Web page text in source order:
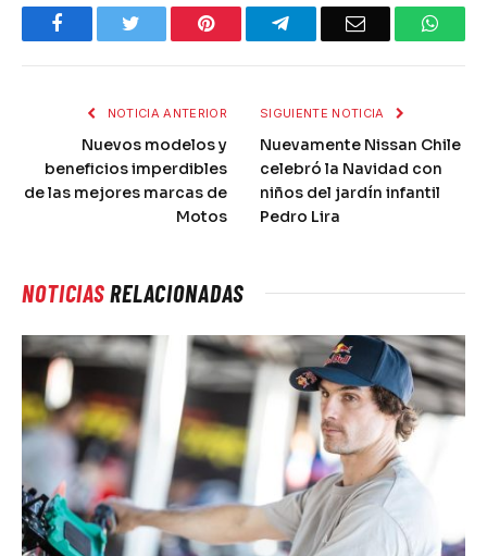
Facebook Pinterest TelegramEmail
NOTICIA ANTERIOR
Nuevos modelos y
beneficios imperdibles
de las mejores marcas de
Motos
SIGUIENTE NOTICIA
Nuevamente Nissan Chile
celebró la Navidad con
niños del jardín infantil
Pedro Lira
NOTICIASRELACIONADAS